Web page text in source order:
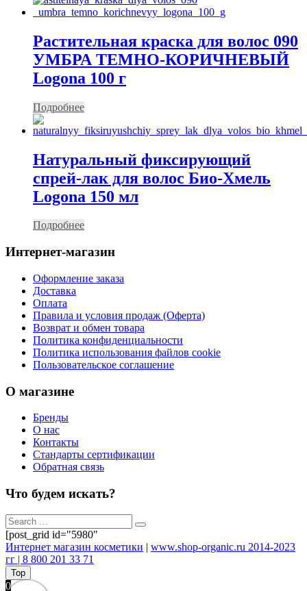
Растительная краска для волос 090
УМБРА ТЕМНО-КОРИЧНЕВЫЙ
Logona 100 г
Подробнее
Натуральный фиксирующий
спрей-лак для волос Био-Хмель
Logona 150 мл
Подробнее
Интернет-магазин
Оформление заказа
Доставка
Оплата
Правила и условия продаж (Оферта)
Возврат и обмен товара
Политика конфиденциальности
Политика использования файлов cookie
Пользовательское соглашение
О магазине
Бренды
О нас
Контакты
Стандарты сертификации
Обратная связь
Что будем искать?
[post_grid id="5980"
Интернет магазин косметики | www.shop-organic.ru 2014-2023
гг | 8 800 201 33 71
Top
0